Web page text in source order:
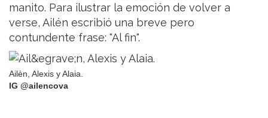
manito. Para ilustrar la emoción de volver a
verse, Ailén escribió una breve pero
contundente frase: "Al fin".
Ailèn, Alexis y Alaia.
IG @ailencova